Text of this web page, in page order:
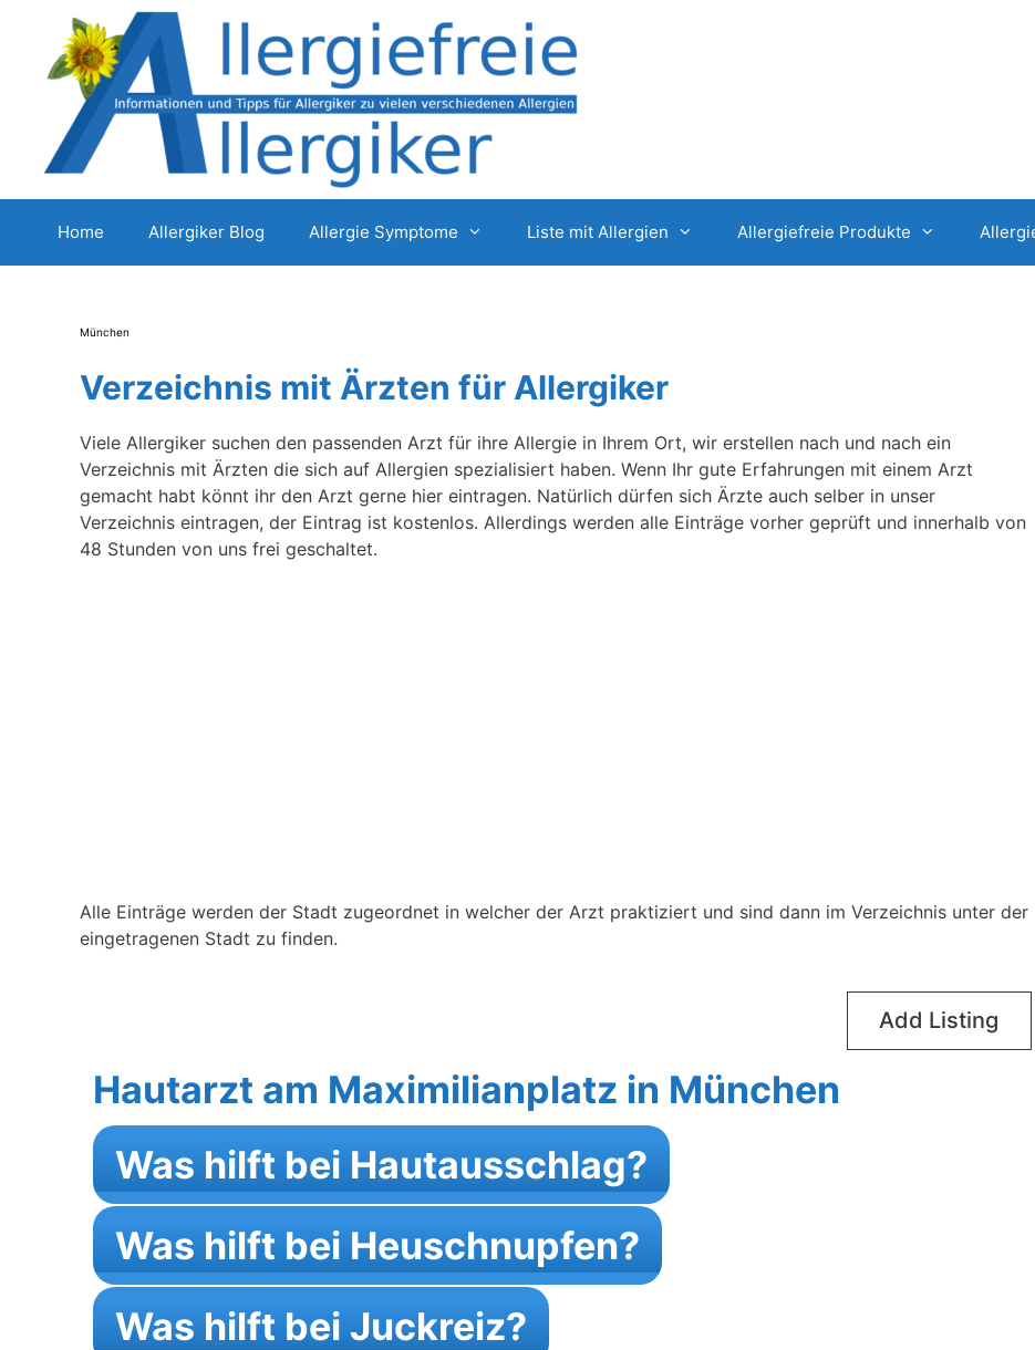
springen
Home Allergiker Blog Allergie Symptome Liste mit Allergien Allergiefreie Produkte
München
Verzeichnis mit Ärzten für Allergiker
Viele Allergiker suchen den passenden Arzt für ihre Allergie in Ihrem Ort, wir erstellen nach und nach ein
Verzeichnis mit Ärzten die sich auf Allergien spezialisiert haben. Wenn Ihr gute Erfahrungen mit einem Arzt
gemacht habt könnt ihr den Arzt gerne hier eintragen. Natürlich dürfen sich Ärzte auch selber in unser
Verzeichnis eintragen, der Eintrag ist kostenlos. Allerdings werden alle Einträge vorher geprüft und innerhalb von
48 Stunden von uns frei geschaltet.
Alle Einträge werden der Stadt zugeordnet in welcher der Arzt praktiziert und sind dann im Verzeichnis unter der
eingetragenen Stadt zu finden.
Add Listing
Hautarzt am Maximilianplatz in München
Was hilft bei Hautausschlag?
Was hilft bei Heuschnupfen?
Was hilft bei Juckreiz?